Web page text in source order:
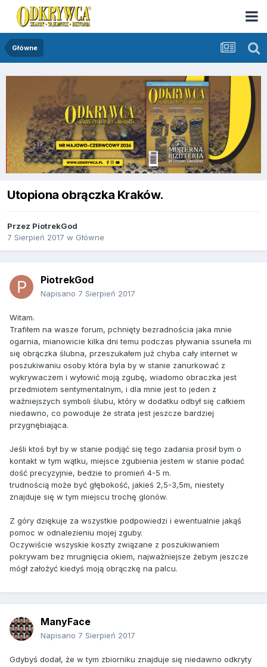
Główne
Utopiona obrączka Kraków.
Przez PiotrekGod
7 Sierpień 2017 w Główne
PiotrekGod
Napisano 7 Sierpień 2017
Witam.
Trafiłem na wasze forum, pchnięty bezradnościa jaka mnie
ogarnia, mianowicie kilka dni temu podczas pływania ssuneła mi
się obrączka ślubna, przeszukałem już chyba cały internet w
poszukiwaniu osoby która byla by w stanie zanurkować z
wykrywaczem i wyłowić moją zgubę, wiadomo obraczka jest
przedmiotem sentymentalnym, i dla mnie jest to jeden z
ważniejszych symboli ślubu, który w dodatku odbył się całkiem
niedawno, co powoduje że strata jest jeszcze bardziej
przygnębiająca.
Jeśli ktoś był by w stanie podjąć się tego zadania prosił bym o
kontakt w tym wątku, miejsce zgubienia jestem w stanie podać
dość precyzyjnie, bedzie to promień 4-5 m.
trudnością może być głębokość, jakieś 2,5-3,5m, niestety
znajduje się w tym miejscu trochę glonów.
Z góry dziękuje za wszystkie podpowiedzi i ewentualnie jakąś
pomoc w odnalezieniu mojej zguby.
Oczywiście wszyskie koszty związane z poszukiwaniem
pokrywam bez mrugnięcia okiem, najważniejsze żebym jeszcze
mógł założyć kiedyś moją obrączkę na palcu.
ManyFace
Napisano 7 Sierpień 2017
Gdybyś dodał, że w tym zbiorniku znajduje się niedawno odkryty